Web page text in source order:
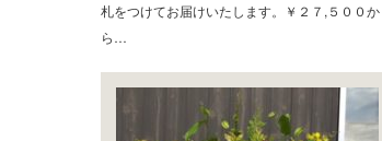
札をつけてお届けいたします。￥２７,５００か
ら…